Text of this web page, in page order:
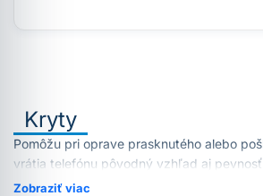
Kryty
Pomôžu pri oprave prasknutého alebo
vrátia telefónu pôvodný vzhľad aj pevnosť.
Zobraziť viac